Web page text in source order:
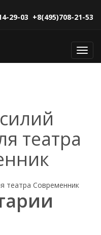
29-03 +8(495)708-21-53
театра